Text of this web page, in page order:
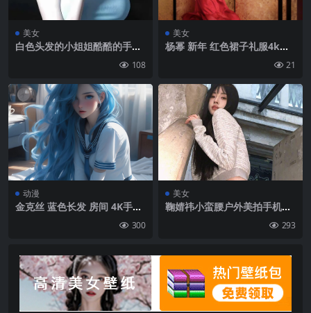
美女
白色头发的小姐姐酷酷的手机
108
美女
杨幂 新年 红色裙子礼服4k美
21
动漫
金克丝 蓝色长发 房间 4K手机
300
美女
鞠婧祎小蛮腰户外美拍手机壁
293